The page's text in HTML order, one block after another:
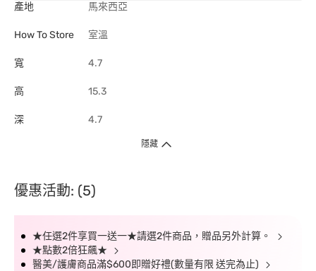
產地
馬來西亞
How To Store 室溫
寬 4.7
高 15.3
深 4.7
隱藏
優惠活動: (5)
★任選2件享買一送一★請選2件商品，贈品另外計算。
★點數2倍狂飆★
醫美/護膚商品滿$600即贈好禮(數量有限 送完為止)